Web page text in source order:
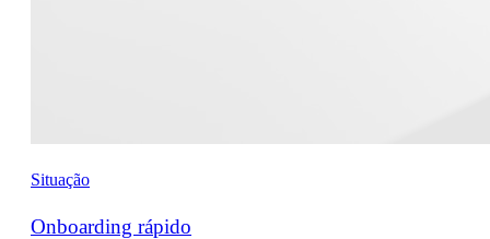
Situação
Onboarding rápido